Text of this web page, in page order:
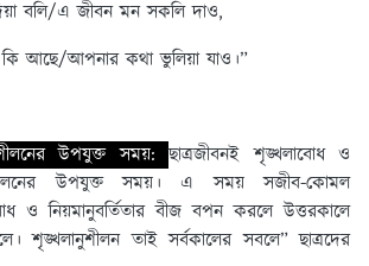
বলি/এ জীবন মন সকলি দাও,
আছে/আপনার কথা ভুলিয়া যাও।”
উপযুক্ত সময়:ছাত্রজীবনই শৃঙ্খলাবােধ ও
উপযুক্ত সময়। এ সময় সজীব-কোমল
ও নিয়মানুবর্তিতার বীজ বপন করলে উত্তরকালে
তাই সর্বকালের সবলে” ছাত্রদের